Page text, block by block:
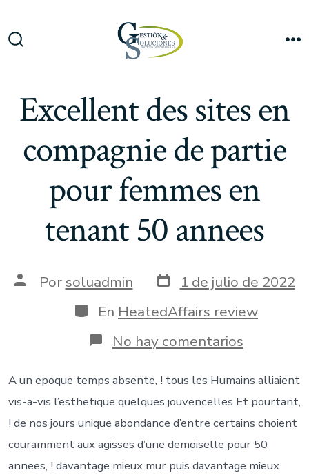
Excellent des sites en
compagnie de partie
pour femmes en
tenant 50 annees
AutorPor soluadmin Fecha
de
publicación
1 de julio de 2022
Categorías
En HeatedAffairs review
No hay comentarios
Excellent
sites
en
de
partie
pour
femmes
A un epoque temps absente, ! tous les Humains alliaient
vis-a-vis l’esthetique quelques jouvencelles Et pourtant,
! de nos jours unique abondance d’entre certains choient
couramment aux agisses d’une demoiselle pour 50
annees, ! davantage mieux mur puis davantage mieux